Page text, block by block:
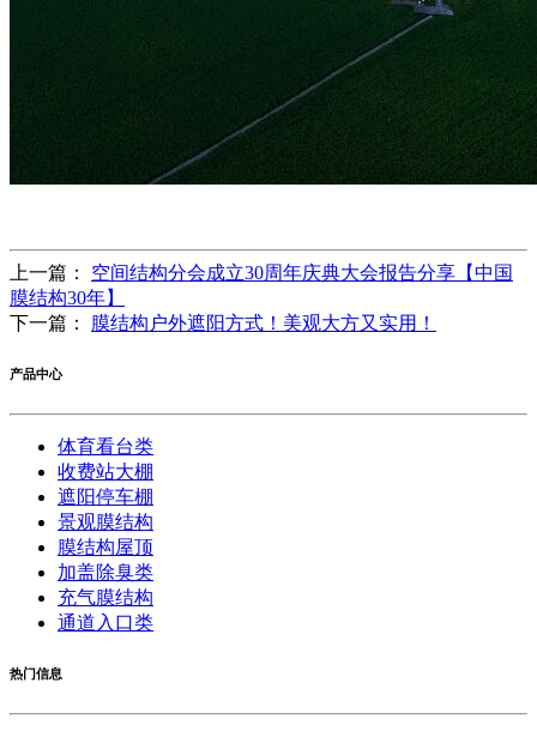
上一篇： 空间结构分会成立30周年庆典大会报告分享【中国
膜结构30年】
下一篇： 膜结构户外遮阳方式！美观大方又实用！
产品中心
体育看台类
收费站大棚
遮阳停车棚
景观膜结构
膜结构屋顶
加盖除臭类
充气膜结构
通道入口类
热门信息